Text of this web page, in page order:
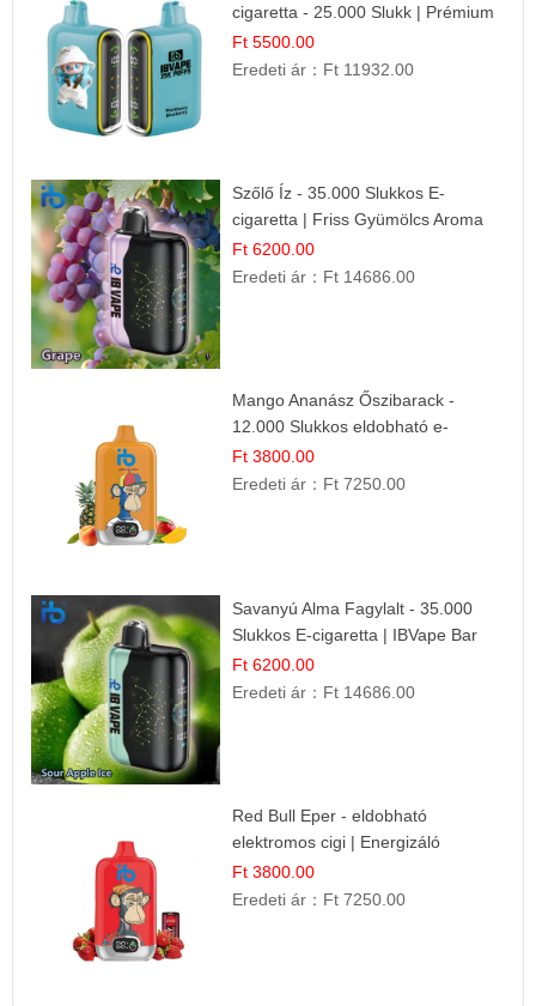
cigaretta - 25.000 Slukk | Prémium
Gyümölcs Íz
Ft 5500.00
Eredeti ár： Ft 11932.00
Szőlő Íz - 35.000 Slukkos E-
cigaretta | Friss Gyümölcs Aroma
Ft 6200.00
Eredeti ár： Ft 14686.00
Mango Ananász Őszibarack -
12.000 Slukkos eldobható e-
Cigaretta
Ft 3800.00
Eredeti ár： Ft 7250.00
Savanyú Alma Fagylalt - 35.000
Slukkos E-cigaretta | IBVape Bar
Ft 6200.00
Eredeti ár： Ft 14686.00
Red Bull Eper - eldobható
elektromos cigi | Energizáló
Gyümölcs Íz
Ft 3800.00
Eredeti ár： Ft 7250.00